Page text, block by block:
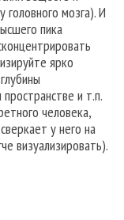
мозга). И
пика
ярко
и т.п.
человека,
у него на
визуализировать).